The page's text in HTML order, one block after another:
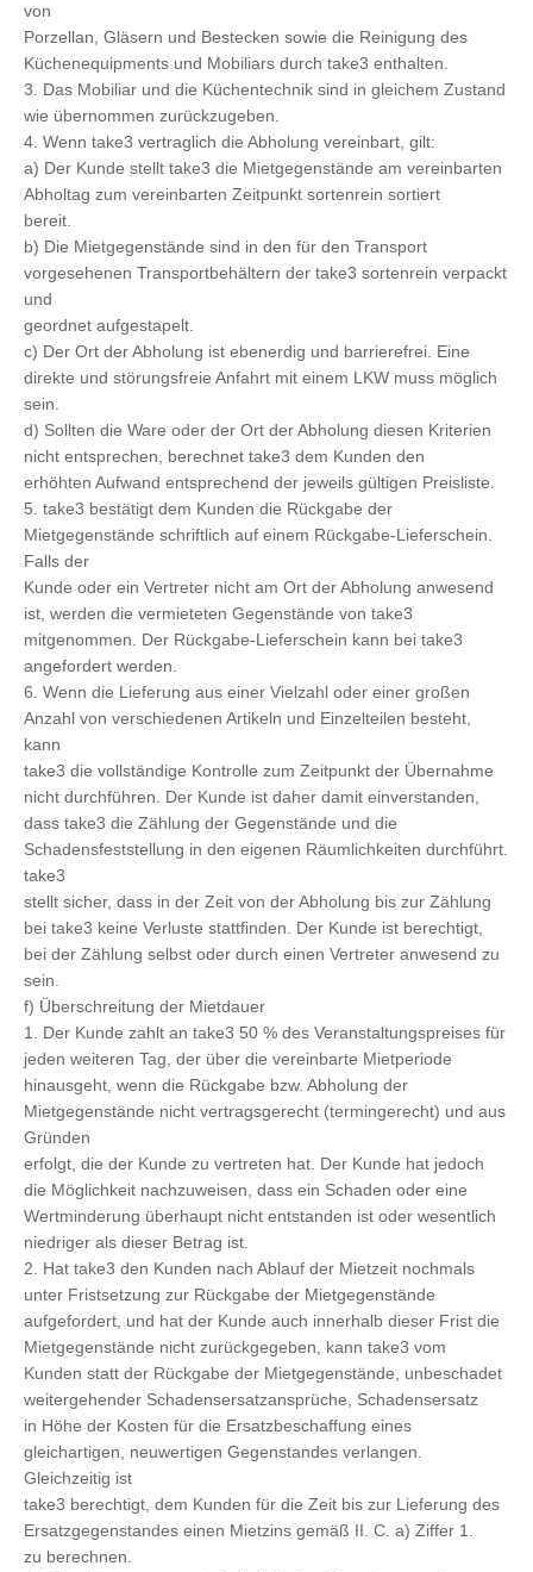
von
Porzellan, Gläsern und Bestecken sowie die Reinigung des
Küchenequipments und Mobiliars durch take3 enthalten.
3. Das Mobiliar und die Küchentechnik sind in gleichem Zustand
wie übernommen zurückzugeben.
4. Wenn take3 vertraglich die Abholung vereinbart, gilt:
a) Der Kunde stellt take3 die Mietgegenstände am vereinbarten
Abholtag zum vereinbarten Zeitpunkt sortenrein sortiert
bereit.
b) Die Mietgegenstände sind in den für den Transport
vorgesehenen Transportbehältern der take3 sortenrein verpackt
und
geordnet aufgestapelt.
c) Der Ort der Abholung ist ebenerdig und barrierefrei. Eine
direkte und störungsfreie Anfahrt mit einem LKW muss möglich
sein.
d) Sollten die Ware oder der Ort der Abholung diesen Kriterien
nicht entsprechen, berechnet take3 dem Kunden den
erhöhten Aufwand entsprechend der jeweils gültigen Preisliste.
5. take3 bestätigt dem Kunden die Rückgabe der
Mietgegenstände schriftlich auf einem Rückgabe-Lieferschein.
Falls der
Kunde oder ein Vertreter nicht am Ort der Abholung anwesend
ist, werden die vermieteten Gegenstände von take3
mitgenommen. Der Rückgabe-Lieferschein kann bei take3
angefordert werden.
6. Wenn die Lieferung aus einer Vielzahl oder einer großen
Anzahl von verschiedenen Artikeln und Einzelteilen besteht,
kann
take3 die vollständige Kontrolle zum Zeitpunkt der Übernahme
nicht durchführen. Der Kunde ist daher damit einverstanden,
dass take3 die Zählung der Gegenstände und die
Schadensfeststellung in den eigenen Räumlichkeiten durchführt.
take3
stellt sicher, dass in der Zeit von der Abholung bis zur Zählung
bei take3 keine Verluste stattfinden. Der Kunde ist berechtigt,
bei der Zählung selbst oder durch einen Vertreter anwesend zu
sein.
f) Überschreitung der Mietdauer
1. Der Kunde zahlt an take3 50 % des Veranstaltungspreises für
jeden weiteren Tag, der über die vereinbarte Mietperiode
hinausgeht, wenn die Rückgabe bzw. Abholung der
Mietgegenstände nicht vertragsgerecht (termingerecht) und aus
Gründen
erfolgt, die der Kunde zu vertreten hat. Der Kunde hat jedoch
die Möglichkeit nachzuweisen, dass ein Schaden oder eine
Wertminderung überhaupt nicht entstanden ist oder wesentlich
niedriger als dieser Betrag ist.
2. Hat take3 den Kunden nach Ablauf der Mietzeit nochmals
unter Fristsetzung zur Rückgabe der Mietgegenstände
aufgefordert, und hat der Kunde auch innerhalb dieser Frist die
Mietgegenstände nicht zurückgegeben, kann take3 vom
Kunden statt der Rückgabe der Mietgegenstände, unbeschadet
weitergehender Schadensersatzansprüche, Schadensersatz
in Höhe der Kosten für die Ersatzbeschaffung eines
gleichartigen, neuwertigen Gegenstandes verlangen.
Gleichzeitig ist
take3 berechtigt, dem Kunden für die Zeit bis zur Lieferung des
Ersatzgegenstandes einen Mietzins gemäß II. C. a) Ziffer 1.
zu berechnen.